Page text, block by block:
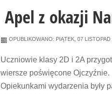
Apel z okazji
OPUBLIKOWANO: PIĄTEK, 07 LISTOPAD
Uczniowie klasy 2D i 2A
wiersze poświęcone Ojczyźnie.
Opiekunkami wydarzenia były